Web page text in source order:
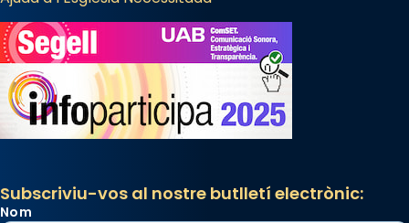
Subscriviu-vos al nostre butlletí electrònic:
Nom